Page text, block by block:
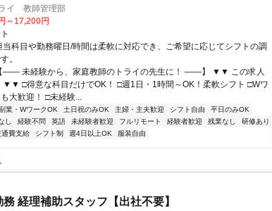
イ 教師管理部
～17,200円
当科目や勤務曜日/時間は柔軟に対応でき、ご希望に応じてシフトの調
。
―― 未経験から、家庭教師のトライの先生に！ ――】 ▼▼ この求人
▼▼ □得意な科目だけでOK！ □週1日・1時間～OK！柔軟シフト □Wワ
大歓迎！ □未経験...
業・WワークOK 土日祝のみOK 主婦・主夫歓迎 シフト自由
平日のみOK
し 経験不問 英語 未経験者歓迎 フルリモート 経験者歓迎 残業なし
研修あり
通費支給 シフト制 週4日以上OK 服装自由
経理補助スタッフ【出社不要】